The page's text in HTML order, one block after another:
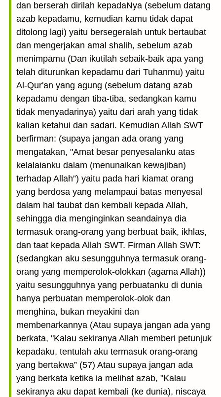
dan berserah dirilah kepadaNya (sebelum datang
azab kepadamu, kemudian kamu tidak dapat
ditolong lagi) yaitu bersegeralah untuk bertaubat
dan mengerjakan amal shalih, sebelum azab
menimpamu (Dan ikutilah sebaik-baik apa yang
telah diturunkan kepadamu dari Tuhanmu) yaitu
Al-Qur'an yang agung (sebelum datang azab
kepadamu dengan tiba-tiba, sedangkan kamu
tidak menyadarinya) yaitu dari arah yang tidak
kalian ketahui dan sadari. Kemudian Allah SWT
berfirman: (supaya jangan ada orang yang
mengatakan, "Amat besar penyesalanku atas
kelalaianku dalam (menunaikan kewajiban)
terhadap Allah”) yaitu pada hari kiamat orang
yang berdosa yang melampaui batas menyesal
dalam hal taubat dan kembali kepada Allah,
sehingga dia menginginkan seandainya dia
termasuk orang-orang yang berbuat baik, ikhlas,
dan taat kepada Allah SWT. Firman Allah SWT:
(sedangkan aku sesungguhnya termasuk orang-
orang yang memperolok-olokkan (agama Allah))
yaitu sesungguhnya yang perbuatanku di dunia
hanya perbuatan memperolok-olok dan
menghina, bukan meyakini dan
membenarkannya (Atau supaya jangan ada yang
berkata, "Kalau sekiranya Allah memberi petunjuk
kepadaku, tentulah aku termasuk orang-orang
yang bertakwa” (57) Atau supaya jangan ada
yang berkata ketika ia melihat azab, "Kalau
sekiranya aku dapat kembali (ke dunia), niscaya